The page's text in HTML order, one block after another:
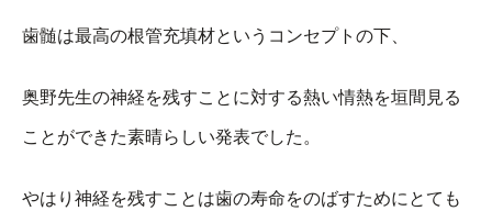
歯髄は最高の根管充填材というコンセプトの下、
奥野先生の神経を残すことに対する熱い情熱を垣間見る
ことができた素晴らしい発表でした。
やはり神経を残すことは歯の寿命をのばすためにとても